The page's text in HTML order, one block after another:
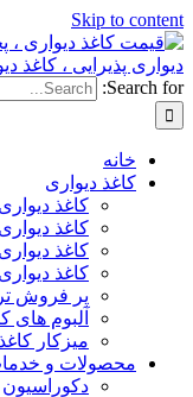
کاغذ دیواری کودک
کاغذ دیواری ۳بعدی
کاغذ دیواری پوستری
کاغذ دیواری برجسته
پر فروش ترین ها
آلبوم های کاغذ دیواری
میزکار کاغذ دیواری
و خدمات
دکوراسیون